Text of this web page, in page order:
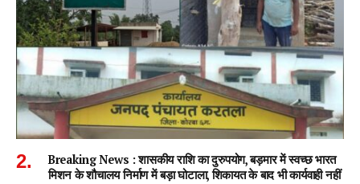
Breaking News : शासकीय राशि का दुरुपयोग, बड़मार में स्वच्छ भारत
मिशन के शौचालय निर्माण में बड़ा घोटाला, शिकायत के बाद भी कार्यवाही नहीं